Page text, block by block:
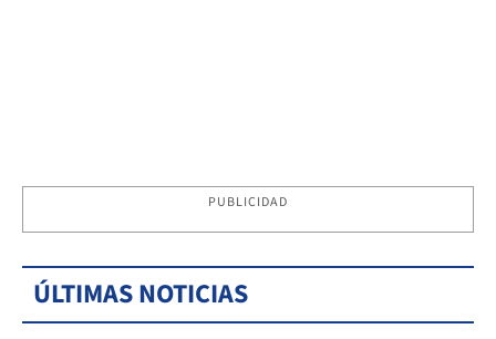
PUBLICIDAD
ÚLTIMAS NOTICIAS